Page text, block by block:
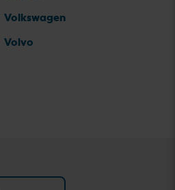
Volkswagen
Volvo